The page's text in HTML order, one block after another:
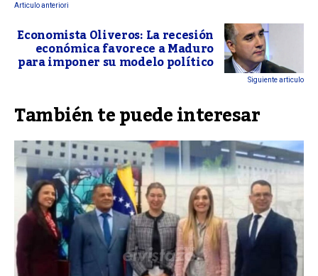
Articulo anteriori
Economista Oliveros: La recesión
económica favorece a Maduro
para imponer su modelo político
Siguiente articulo
También te puede interesar